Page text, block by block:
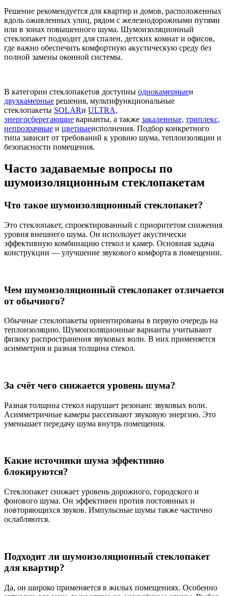
Решение рекомендуется для квартир и домов, расположенных
вдоль оживленных улиц, рядом с железнодорожными путями
или в зонах повышенного шума. Шумоизоляционный
стеклопакет подходит для спален, детских комнат и офисов,
где важно обеспечить комфортную акустическую среду без
полной замены оконной системы.
В категории стеклопакетов доступны однокамерныеи
двухкамерные решения, мультифункциональные
стеклопакеты SOLARи ULTRA,
энергосберегающие варианты, а также закаленные, триплекс,
непрозрачные и цветныеисполнения. Подбор конкретного
типа зависит от требований к уровню шума, теплоизоляции и
безопасности помещения.
Часто задаваемые вопросы по
шумоизоляционным стеклопакетам
Что такое шумоизоляционный стеклопакет?
Это стеклопакет, спроектированный с приоритетом снижения
уровня внешнего шума. Он использует акустически
эффективную комбинацию стекол и камер. Основная задача
конструкции — улучшение звукового комфорта в помещении.
Чем шумоизоляционный стеклопакет отличается
от обычного?
Обычные стеклопакеты ориентированы в первую очередь на
теплоизоляцию. Шумоизоляционные варианты учитывают
физику распространения звуковых волн. В них применяется
асимметрия и разная толщина стекол.
За счёт чего снижается уровень шума?
Разная толщина стекол нарушает резонанс звуковых волн.
Асимметричные камеры рассеивают звуковую энергию. Это
уменьшает передачу шума внутрь помещения.
Какие источники шума эффективно
блокируются?
Стеклопакет снижает уровень дорожного, городского и
фонового шума. Он эффективен против постоянных и
повторяющихся звуков. Импульсные шумы также частично
ослабляются.
Подходит ли шумоизоляционный стеклопакет
для квартир?
Да, он широко применяется в жилых помещениях. Особенно